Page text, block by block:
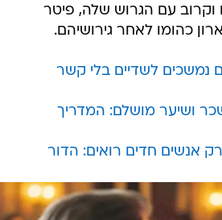
עם הגרוש שלה, פיטר
כהומו לאחר גירושיהם.
נמשכים לשדיים בלי קשר
ושיער מושלם: המדריך
אנשים חדים רואים: הדור